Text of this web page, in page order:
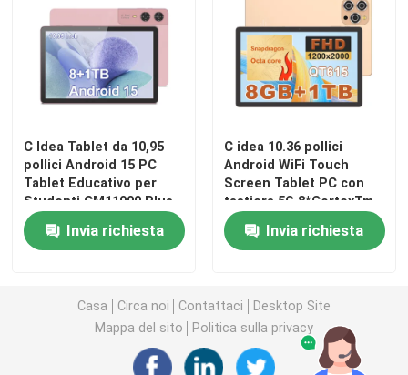
Chi siamo
Controllo di qualità
Contattaci
notizie
Richiedere un preventivo
C Idea Tablet da 10,95
pollici Android 15 PC
Tablet Educativo per
Studenti CM11000 Plus
Invia richiesta
C idea 10.36 pollici
Android WiFi Touch
Screen Tablet PC con
tastiera 5G 8*CortexTm-
A53 CM10016 più
Invia richiesta
Casa Circa noi Contattaci
Desktop Site
Mappa del sito
Politica sulla privacy